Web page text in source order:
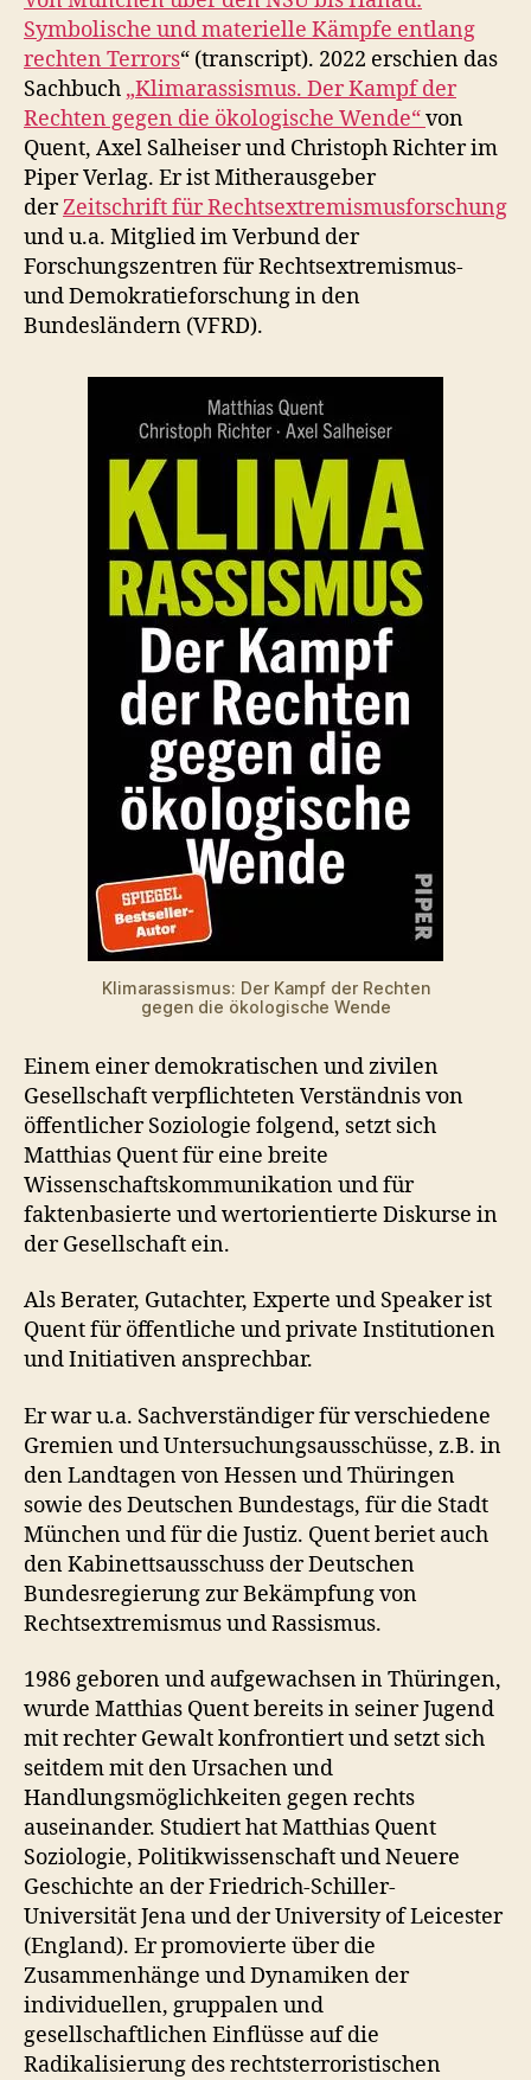
Symbolische und materielle Kämpfe entlang
rechten Terrors“ (transcript). 2022 erschien das
Sachbuch „Klimarassismus. Der Kampf der
Rechten gegen die ökologische Wende“von
Quent, Axel Salheiser und Christoph Richter im
Piper Verlag. Er ist Mitherausgeber
derZeitschrift für Rechtsextremismusforschung
und u.a. Mitglied im Verbund der
Forschungszentren für Rechtsextremismus-
und Demokratieforschung in den
Bundesländern (VFRD).
Klimarassismus: Der Kampf der Rechten
gegen die ökologische Wende
Einem einer demokratischen und zivilen
Gesellschaft verpflichteten Verständnis von
öffentlicher Soziologie folgend, setzt sich
Matthias Quent für eine breite
Wissenschaftskommunikation und für
faktenbasierte und wertorientierte Diskurse in
der Gesellschaft ein.
Als Berater, Gutachter, Experte und Speaker ist
Quent für öffentliche und private Institutionen
und Initiativen ansprechbar.
Er war u.a. Sachverständiger für verschiedene
Gremien und Untersuchungsausschüsse, z.B. in
den Landtagen von Hessen und Thüringen
sowie des Deutschen Bundestags, für die Stadt
München und für die Justiz. Quent beriet auch
den Kabinettsausschuss der Deutschen
Bundesregierung zur Bekämpfung von
Rechtsextremismus und Rassismus.
1986 geboren und aufgewachsen in Thüringen,
wurde Matthias Quent bereits in seiner Jugend
mit rechter Gewalt konfrontiert und setzt sich
seitdem mit den Ursachen und
Handlungsmöglichkeiten gegen rechts
auseinander. Studiert hat Matthias Quent
Soziologie, Politikwissenschaft und Neuere
Geschichte an der Friedrich-Schiller-
Universität Jena und der University of Leicester
(England). Er promovierte über die
Zusammenhänge und Dynamiken der
individuellen, gruppalen und
gesellschaftlichen Einflüsse auf die
Radikalisierung des rechtsterroristischen